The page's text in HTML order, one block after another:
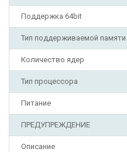
Поддержка 64bit
Тип поддерживаемой памяти
Количество ядер
Тип процессора
Питание
ПРЕДУПРЕЖДЕНИЕ
Описание